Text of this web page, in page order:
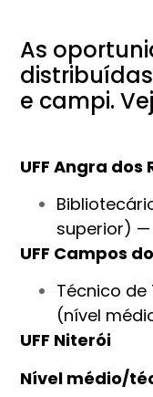
As
e campi.
UFF Angra dos
superior) —
UFF Campos
Técnico
(nível
UFF Niterói
Nível médio/